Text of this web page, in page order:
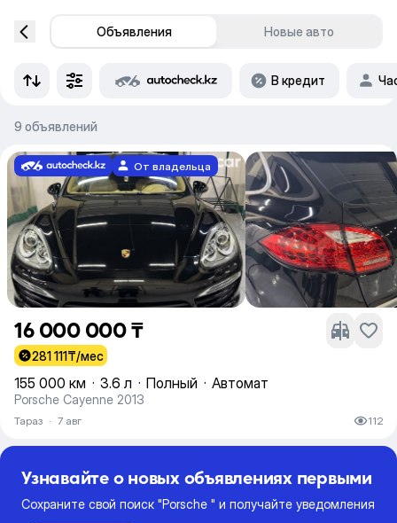
Объявления Новые авто
В кредит
9 объявлений
От владельца
16 000 000 ₸
281 111₸/мес
155 000 км · 3.6 л · Полный · Автомат
Porsche Cayenne 2013
Тараз · 7 авг 112
Узнавайте о новых объявлениях первыми
Сохраните свой поиск "Porsche " и получайте уведомления